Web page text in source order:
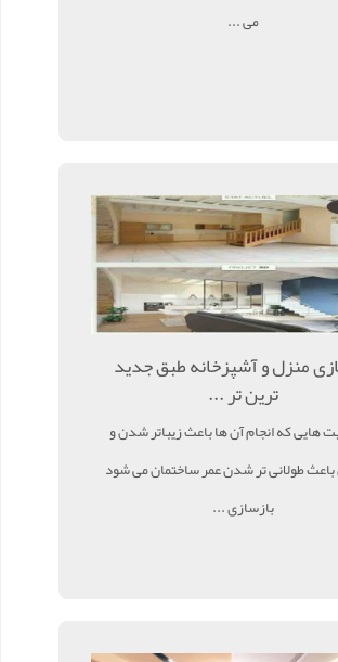
می ...
منزل و آشپزخانه طبق جدید
ترین تر ...
هایی که انجام آن ها باعث زیباتر شدن و
طولانی تر شدن عمر ساختمان می شود
بازسازی ...